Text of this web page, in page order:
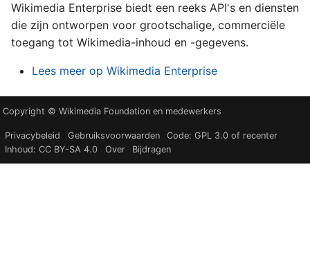
Wikimedia Enterprise biedt een reeks API's en diensten
die zijn ontworpen voor grootschalige, commerciële
toegang tot Wikimedia-inhoud en -gegevens.
Lees meer op Wikimedia Enterprise
Copyright © Wikimedia Foundation en medewerkers
Privacybeleid Gebruiksvoorwaarden
Code: GPL 3.0 of recenter
Inhoud: CC BY-SA 4.0
Over Bijdragen